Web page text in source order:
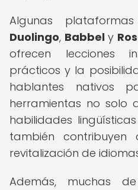
Algunas
Duolingo, Babbely
ofrecen lecciones
prácticos y la
hablantes nativos
herramientas no solo
habilidades
también
revitalización de
Además, muchas